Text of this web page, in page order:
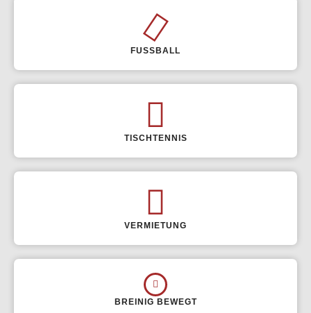
FUSSBALL
TISCHTENNIS
VERMIETUNG
BREINIG BEWEGT